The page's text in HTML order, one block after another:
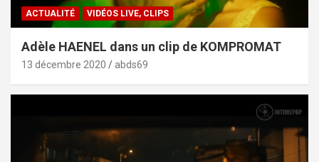
ACTUALITÉ VIDÉOS LIVE, CLIPS
Adèle HAENEL dans un clip de KOMPROMAT
13 décembre 2020 abds69